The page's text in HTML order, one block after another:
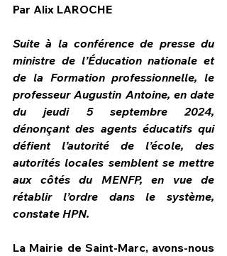
HPN Live
Par Alix LAROCHE
Suite à la conférence de presse du
ministre de l’Éducation nationale et
de la Formation professionnelle, le
professeur Augustin Antoine, en date
du jeudi 5 septembre 2024,
dénonçant des agents éducatifs qui
défient l’autorité de l’école, des
autorités locales semblent se mettre
aux côtés du MENFP, en vue de
rétablir l’ordre dans le système,
constate HPN.
La Mairie de Saint-Marc, avons-nous